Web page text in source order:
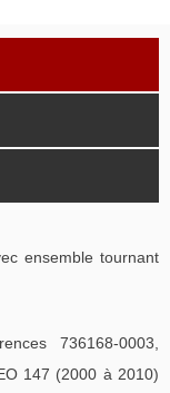
ensemble tournant
736168-0003,
147 (2000 à 2010)